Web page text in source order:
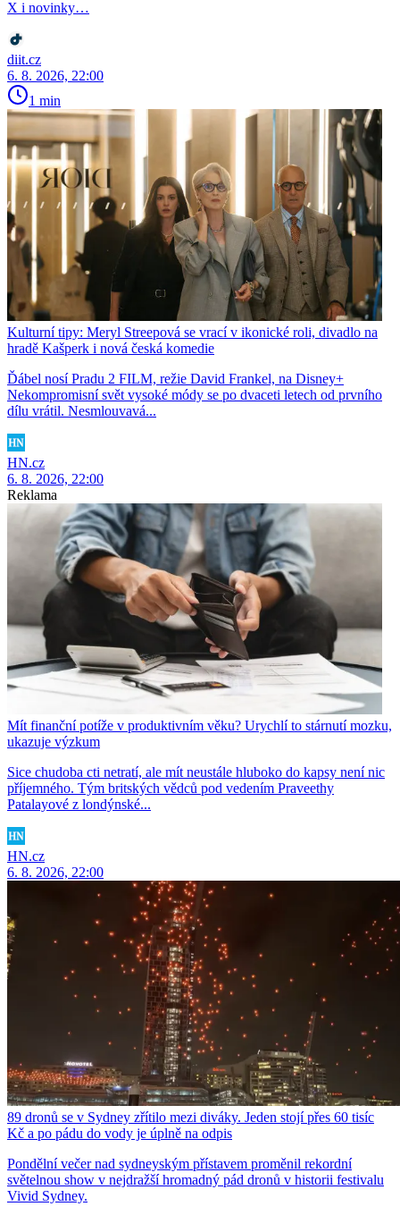
X i novinky…
diit.cz
6. 8. 2026, 22:00
1 min
Kulturní tipy: Meryl Streepová se vrací v ikonické roli, divadlo na
hradě Kašperk i nová česká komedie
Ďábel nosí Pradu 2 FILM, režie David Frankel, na Disney+
Nekompromisní svět vysoké módy se po dvaceti letech od prvního
dílu vrátil. Nesmlouvavá...
HN.cz
6. 8. 2026, 22:00
Reklama
Mít finanční potíže v produktivním věku? Urychlí to stárnutí mozku,
ukazuje výzkum
Sice chudoba cti netratí, ale mít neustále hluboko do kapsy není nic
příjemného. Tým britských vědců pod vedením Praveethy
Patalayové z londýnské...
HN.cz
6. 8. 2026, 22:00
89 dronů se v Sydney zřítilo mezi diváky. Jeden stojí přes 60 tisíc
Kč a po pádu do vody je úplně na odpis
Pondělní večer nad sydneyským přístavem proměnil rekordní
světelnou show v nejdražší hromadný pád dronů v historii festivalu
Vivid Sydney.